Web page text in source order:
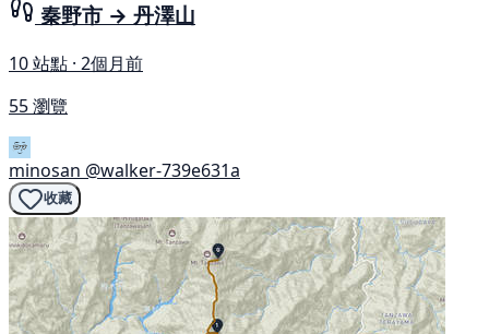
秦野市 → 丹澤山
10 站點 · 2個月前
55 瀏覽
minosan @walker-739e631a
收藏